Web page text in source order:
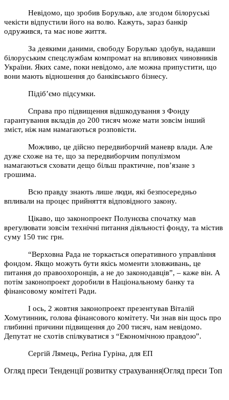
Невідомо, що зробив Борулько, але згодом білоруські
чекісти відпустили його на волю. Кажуть, зараз банкір
одружився, та має нове життя.
За деякими даними, свободу Борулько здобув, надавши
білоруським спецслужбам компромат на впливових чиновників
України. Яких саме, поки невідомо, але можна припустити, що
вони мають відношення до банківського бізнесу.
Підіб’ємо підсумки.
Справа про підвищення відшкодування з Фонду
гарантування вкладів до 200 тисяч може мати зовсім інший
зміст, ніж нам намагаються розповісти.
Можливо, це дійсно передвиборчий маневр влади. Але
дуже схоже на те, що за передвиборчим популізмом
намагаються сховати дещо більш практичне, пов’язане з
грошима.
Всю правду знають лише люди, які безпосередньо
впливали на процес прийняття відповідного закону.
Цікаво, що законопроект Полунєєва спочатку мав
врегулювати зовсім технічні питання діяльності фонду, та містив
суму 150 тис грн.
“Верховна Рада не торкається оперативного управління
фондом. Якщо можуть бути якісь моменти зловживань, це
питання до правоохоронців, а не до законодавців”, – каже він. А
потім законопроект доробили в Національному банку та
фінансовому комітеті Ради.
І ось, 2 жовтня законопроект презентував Віталій
Хомутинник, голова фінансового комітету. Чи знав він щось про
глибинні причини підвищення до 200 тисяч, нам невідомо.
Депутат не схотів спілкуватися з “Економічною правдою”.
Сергій Лямець, Реґіна Гуріна, для ЕП
Огляд преси Тенденції розвитку страхування|Огляд преси Топ